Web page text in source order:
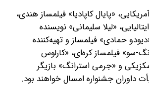
«پایال کاپادیا» فیلمساز هندی،
«لیلا سلیمانی» نویسنده
حمادی» فیلمساز و تهیه‌کننده
سو» فیلمساز کره‌ای، «کارلوس
و «جرمی استرانگ» بازیگر
داوران جشنواره امسال خواهند بود.